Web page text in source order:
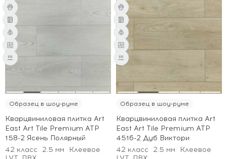
Образец в шоу-руме
Кварцвиниловая плитка Art
East Art Tile Premium ATP
158-2 Ясень Полярный
42 класс
2.5 мм
Клеевое
Образец в шоу-руме
Кварцвиниловая плитка Art
East Art Tile Premium ATP
4516-2 Дуб Виктори
42 класс
2.5 мм
Клеевое